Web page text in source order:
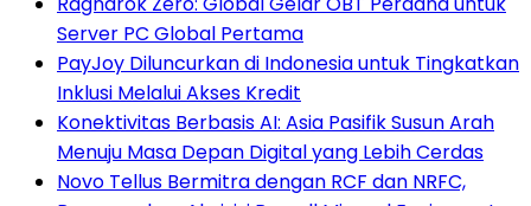
Server PC Global Pertama
PayJoy Diluncurkan di Indonesia untuk Tingkatkan
Inklusi Melalui Akses Kredit
Konektivitas Berbasis AI: Asia Pasifik Susun Arah
Menuju Masa Depan Digital yang Lebih Cerdas
Novo Tellus Bermitra dengan RCF dan NRFC,